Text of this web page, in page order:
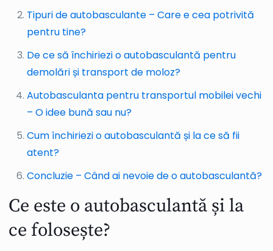
Tipuri de autobasculante – Care e cea potrivită
pentru tine?
De ce să închiriezi o autobasculantă pentru
demolări și transport de moloz?
Autobasculanta pentru transportul mobilei vechi
– O idee bună sau nu?
Cum închiriezi o autobasculantă și la ce să fii
atent?
Concluzie – Când ai nevoie de o autobasculantă?
Ce este o autobasculantă și la
ce folosește?